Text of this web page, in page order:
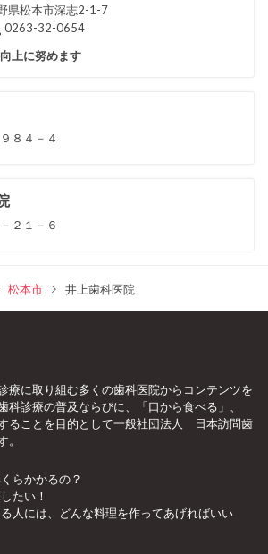
県松本市深志2-1-7
0263-32-0654
上に努めます
８４－４
２１－６
松本市 井上歯科医院
療に取り組む多くの歯科医院からコンテンツを
科診療の普及ならびに、「口から食べる」、
ることを目的として一般社団法人 日本訪問歯
。
らかかるの？
たい！
人には、どんな料理を作ってあげればいい